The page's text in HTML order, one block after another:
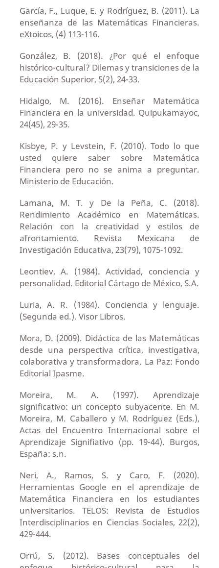
García, F., Luque, E. y Rodríguez, B. (2011). La
enseñanza de las Matemáticas Financieras.
eXtoicos, (4) 113-116.
González, B. (2018). ¿Por qué el enfoque
histórico-cultural? Dilemas y transiciones de la
Educación Superior, 5(2), 24-33.
Hidalgo, M. (2016). Enseñar Matemática
Financiera en la universidad. Quipukamayoc,
24(45), 29-35.
Kisbye, P. y Levstein, F. (2010). Todo lo que
usted quiere saber sobre Matemática
Financiera pero no se anima a preguntar.
Ministerio de Educación.
Lamana, M. T. y De la Peña, C. (2018).
Rendimiento Académico en Matemáticas.
Relación con la creatividad y estilos de
afrontamiento. Revista Mexicana de
Investigación Educativa, 23(79), 1075-1092.
Leontiev, A. (1984). Actividad, conciencia y
personalidad. Editorial Cártago de México, S.A.
Luria, A. R. (1984). Conciencia y lenguaje.
(Segunda ed.). Visor Libros.
Mora, D. (2009). Didáctica de las Matemáticas
desde una perspectiva crítica, investigativa,
colaborativa y transformadora. La Paz: Fondo
Editorial Ipasme.
Moreira, M. A. (1997). Aprendizaje
significativo: un concepto subyacente. En M.
Moreira, M. Caballero y M. Rodríguez (Eds.),
Actas del Encuentro Internacional sobre el
Aprendizaje Signifiativo (pp. 19-44). Burgos,
España: s.n.
Neri, A., Ramos, S. y Caro, F. (2020).
Herramientas Google en el aprendizaje de
Matemática Financiera en los estudiantes
universitarios. TELOS: Revista de Estudios
Interdisciplinarios en Ciencias Sociales, 22(2),
429-444.
Orrú, S. (2012). Bases conceptuales del